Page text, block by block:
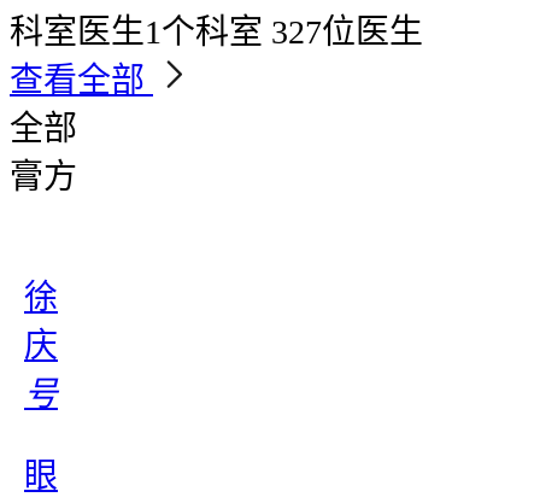
科室医生1个科室 327位医生
查看全部
全部
膏方
徐
庆
号
眼